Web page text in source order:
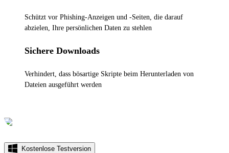
Schützt vor Phishing-Anzeigen und -Seiten, die darauf
abzielen, Ihre persönlichen Daten zu stehlen
Sichere Downloads
Verhindert, dass bösartige Skripte beim Herunterladen von
Dateien ausgeführt werden
Kostenlose Testversion